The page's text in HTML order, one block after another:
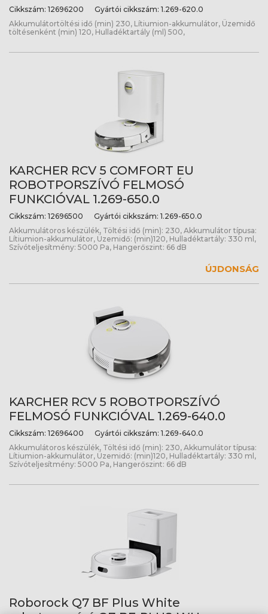
Cikkszám: 12696200 Gyártói cikkszám: 1.269-620.0
Akkumulátortöltési idő (min) 230, Lítiumion-akkumulátor, Üzemidő
töltésenként (min) 120, Hulladéktartály (ml) 500,
KARCHER RCV 5 COMFORT EU
ROBOTPORSZÍVÓ FELMOSÓ
FUNKCIÓVAL 1.269-650.0
Cikkszám: 12696500 Gyártói cikkszám: 1.269-650.0
Akkumulátoros készülék, Töltési idő (min): 230, Akkumulátor típusa:
Lítiumion-akkumulátor, Üzemidő: (min)120, Hulladéktartály: 330 ml,
Szívóteljesítmény: 5000 Pa, Hangerőszint: 66 dB
ÚJDONSÁG
KARCHER RCV 5 ROBOTPORSZÍVÓ
FELMOSÓ FUNKCIÓVAL 1.269-640.0
Cikkszám: 12696400 Gyártói cikkszám: 1.269-640.0
Akkumulátoros készülék, Töltési idő (min): 230, Akkumulátor típusa:
Lítiumion-akkumulátor, Üzemidő: (min)120, Hulladéktartály: 330 ml,
Szívóteljesítmény: 5000 Pa, Hangerőszint: 66 dB
Roborock Q7 BF Plus White